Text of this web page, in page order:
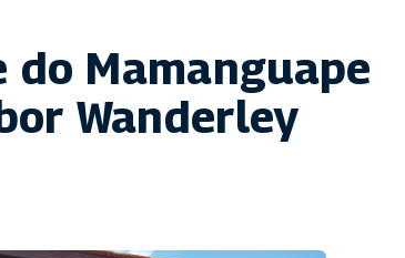
do Mamanguape
Wanderley